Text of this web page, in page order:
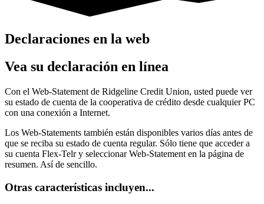
Declaraciones en la web
Vea su declaración en línea
Con el Web-Statement de Ridgeline Credit Union, usted puede ver
su estado de cuenta de la cooperativa de crédito desde cualquier PC
con una conexión a Internet.
Los Web-Statements también están disponibles varios días antes de
que se reciba su estado de cuenta regular. Sólo tiene que acceder a
su cuenta Flex-Telr y seleccionar Web-Statement en la página de
resumen. Así de sencillo.
Otras características incluyen...